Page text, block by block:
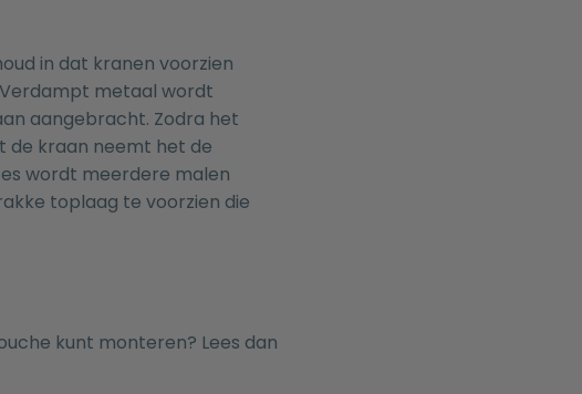
in dat kranen voorzien
metaal wordt
aangebracht. Zodra het
kraan neemt het de
wordt meerdere malen
toplaag te voorzien die
kunt monteren? Lees dan